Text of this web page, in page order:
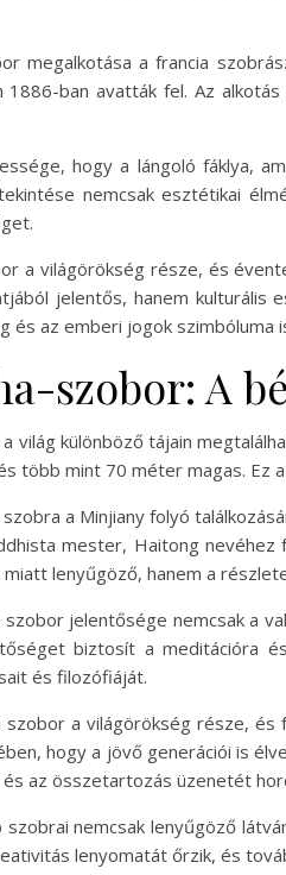
megalkotása a francia
1886-ban avatták fel. Az
hogy a lángoló fáklya,
nemcsak esztétikai
a világörökség része, és
jelentős, hanem kulturális
és az emberi jogok
szobor: A
világ különböző tájain
több mint 70 méter magas. Ez
szobra a Minjiany folyó
mester, Haitong
lenyűgöző, hanem a
szobor jelentősége nemcsak a
biztosít a meditációra
és filozófiáját.
szobor a világörökség része,
hogy a jövő generációi is
az összetartozás üzenetét
szobrai nemcsak lenyűgöző
lenyomatát őrzik, és